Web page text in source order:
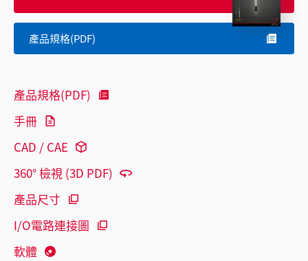
產品規格(PDF)
產品規格(PDF)
手冊
CAD / CAE
360° 檢視 (3D PDF)
產品尺寸
I/O電路連接圖
軟體